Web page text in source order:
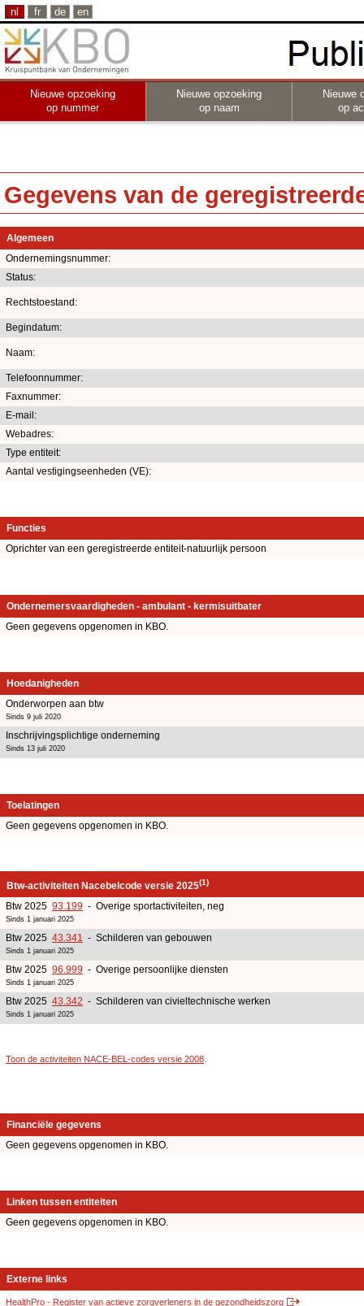
nl fr de en
Nieuwe opzoeking
op nummer
Nieuwe opzoeking
op naam
Nieuwe
op
Gegevens van de
Algemeen
Ondernemingsnummer:
Status:
Rechtstoestand:
Begindatum:
Naam:
Telefoonnummer:
Faxnummer:
E-mail:
Webadres:
Type entiteit:
Aantal vestigingseenheden (VE):
Functies
Oprichter van een geregistreerde entiteit-natuurlijk persoon
Ondernemersvaardigheden - ambulant - kermisuitbater
Geen gegevens opgenomen in KBO.
Hoedanigheden
Onderworpen aan btw
Sinds 9 juli 2020
Inschrijvingsplichtige onderneming
Sinds 13 juli 2020
Toelatingen
Geen gegevens opgenomen in KBO.
Btw-activiteiten Nacebelcode versie 2025(1)
Btw 2025 93.199 - Overige sportactiviteiten, neg
Sinds 1 januari 2025
Btw 2025 43.341 - Schilderen van gebouwen
Sinds 1 januari 2025
Btw 2025 96.999 - Overige persoonlijke diensten
Sinds 1 januari 2025
Btw 2025 43.342 - Schilderen van civieltechnische werken
Sinds 1 januari 2025
Toon de activiteiten NACE-BEL-codes versie 2008
Financiële gegevens
Geen gegevens opgenomen in KBO.
Linken tussen entiteiten
Geen gegevens opgenomen in KBO.
Externe links
HealthPro - Register van actieve zorgverleners in de gezondheidszorg